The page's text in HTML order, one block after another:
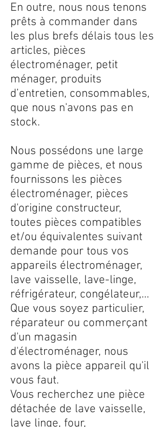
En outre, nous nous tenons
prêts à commander dans
les plus brefs délais tous les
articles, pièces
électroménager, petit
ménager, produits
d’entretien, consommables,
que nous n'avons pas en
stock.
Nous possédons une large
gamme de pièces, et nous
fournissons les pièces
électroménager, pièces
d'origine constructeur,
toutes pièces compatibles
et/ou équivalentes suivant
demande pour tous vos
appareils électroménager,
lave vaisselle, lave-linge,
réfrigérateur, congélateur,...
Que vous soyez particulier,
réparateur ou commerçant
d'un magasin
d'électroménager, nous
avons la pièce appareil qu'il
vous faut.
Vous recherchez une pièce
détachée de lave vaisselle,
lave linge, four,